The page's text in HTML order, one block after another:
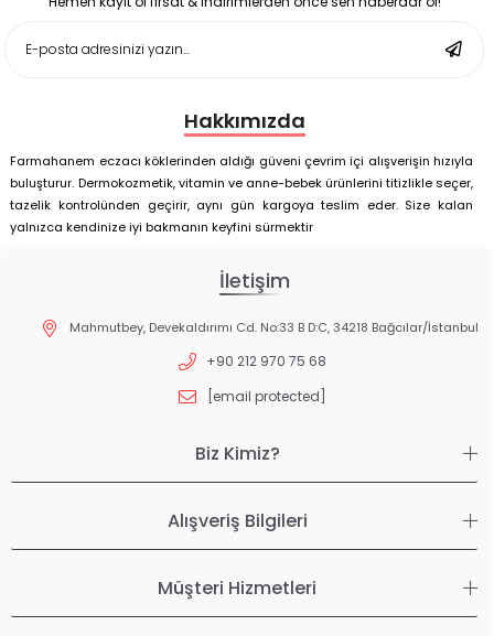
Deep Flex Stres Azaltıcı ve Enerji Dengeleyici Topraklama
Hakkımızda
Farmahanem eczacı köklerinden aldığı güveni çevrim içi alışverişin hızıyla
buluşturur. Dermokozmetik, vitamin ve anne-bebek ürünlerini titizlikle seçer,
tazelik kontrolünden geçirir, aynı gün kargoya teslim eder. Size kalan
yalnızca kendinize iyi bakmanın keyfini sürmektir
İletişim
Mahmutbey, Devekaldırımı Cd. No:33 B D:C, 34218 Bağcılar/İstanbul
+90 212 970 75 68
[email protected]
Biz Kimiz?
Alışveriş Bilgileri
Müşteri Hizmetleri